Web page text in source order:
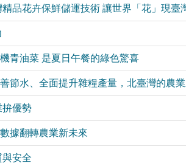
品花卉保鮮儲運技術 讓世界「花」現臺
青油菜 是夏日午餐的綠色驚喜
節水、全面提升雜糧產量，北臺灣的農
拚優勢
據翻轉農業新未來
與安全